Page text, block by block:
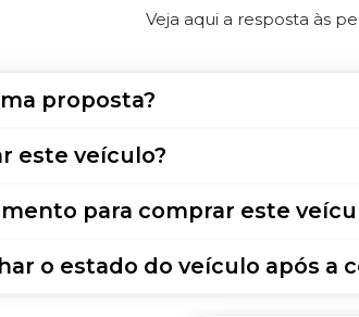
Veja aqui a resposta às
proposta?
este veículo?
para comprar este
o estado do veículo após a